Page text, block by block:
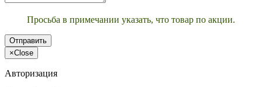
Просьба в примечании указать, что товар по акции.
Отправить
×Close
Авторизация